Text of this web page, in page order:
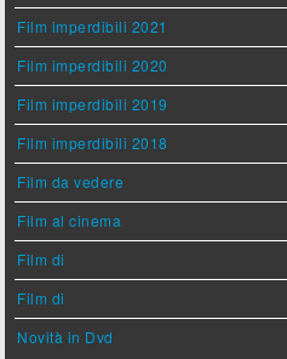
Film imperdibili 2021
Film imperdibili 2020
Film imperdibili 2019
Film imperdibili 2018
Film da vedere
Film al cinema
Film di
Film di
Novità in Dvd